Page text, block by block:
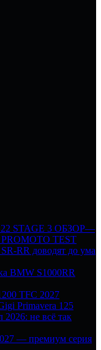
STAGE 3 ОБЗОР—
TEST
RR доводят до ума
BMW S1000RR
TFC 2027
Primavera 125
2026: не всё так
— премиум серия